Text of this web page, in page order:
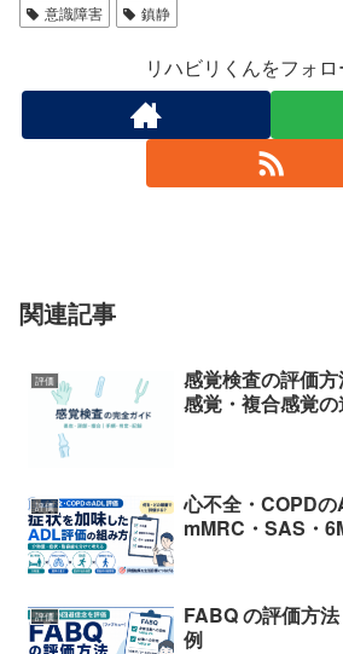
意識障害
鎮静
リハビリくんをフォロ
関連記事
評価
感覚検査の評価
感覚・複合感覚
評価
心不全・COPD
mMRC・SAS・
評価
FABQ の評価方
例